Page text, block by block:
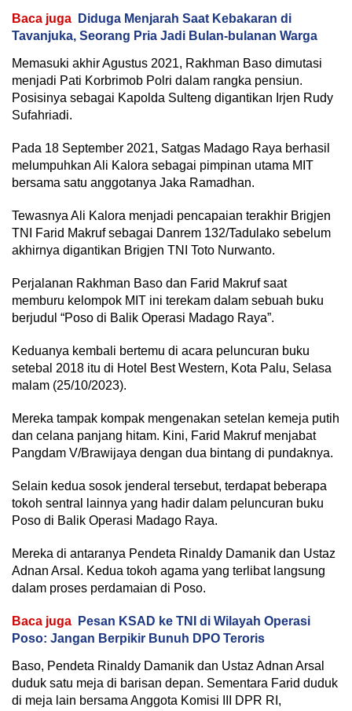
Baca juga
Diduga Menjarah Saat Kebakaran di
Tavanjuka, Seorang Pria Jadi Bulan-bulanan Warga
Memasuki akhir Agustus 2021, Rakhman Baso dimutasi
menjadi Pati Korbrimob Polri dalam rangka pensiun.
Posisinya sebagai Kapolda Sulteng digantikan Irjen Rudy
Sufahriadi.
Pada 18 September 2021, Satgas Madago Raya berhasil
melumpuhkan Ali Kalora sebagai pimpinan utama MIT
bersama satu anggotanya Jaka Ramadhan.
Tewasnya Ali Kalora menjadi pencapaian terakhir Brigjen
TNI Farid Makruf sebagai Danrem 132/Tadulako sebelum
akhirnya digantikan Brigjen TNI Toto Nurwanto.
Perjalanan Rakhman Baso dan Farid Makruf saat
memburu kelompok MIT ini terekam dalam sebuah buku
berjudul “Poso di Balik Operasi Madago Raya”.
Keduanya kembali bertemu di acara peluncuran buku
setebal 2018 itu di Hotel Best Western, Kota Palu, Selasa
malam (25/10/2023).
Mereka tampak kompak mengenakan setelan kemeja putih
dan celana panjang hitam. Kini, Farid Makruf menjabat
Pangdam V/Brawijaya dengan dua bintang di pundaknya.
Selain kedua sosok jenderal tersebut, terdapat beberapa
tokoh sentral lainnya yang hadir dalam peluncuran buku
Poso di Balik Operasi Madago Raya.
Mereka di antaranya Pendeta Rinaldy Damanik dan Ustaz
Adnan Arsal. Kedua tokoh agama yang terlibat langsung
dalam proses perdamaian di Poso.
Baca juga
Pesan KSAD ke TNI di Wilayah Operasi
Poso: Jangan Berpikir Bunuh DPO Teroris
Baso, Pendeta Rinaldy Damanik dan Ustaz Adnan Arsal
duduk satu meja di barisan depan. Sementara Farid duduk
di meja lain bersama Anggota Komisi III DPR RI,